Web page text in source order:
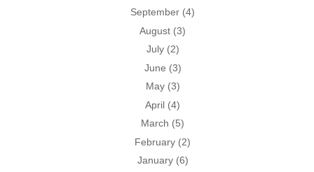
September (4)
August (3)
July (2)
June (3)
May (3)
April (4)
March (5)
February (2)
January (6)